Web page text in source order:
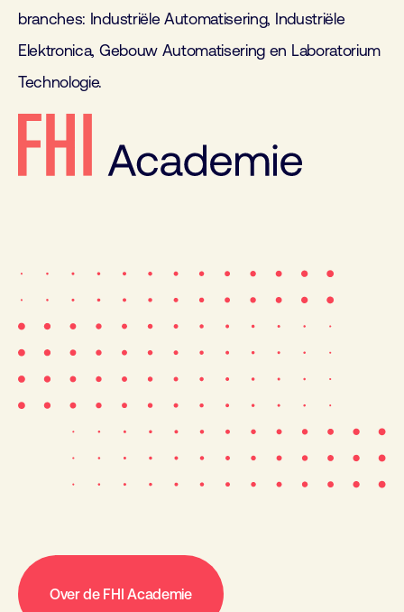
Over de FHI Academie
branches: Industriële Automatisering, Industriële
Elektronica, Gebouw Automatisering en Laboratorium
Technologie.